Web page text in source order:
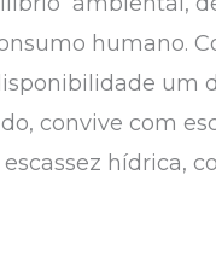
humano.
um
convive com
hídrica,